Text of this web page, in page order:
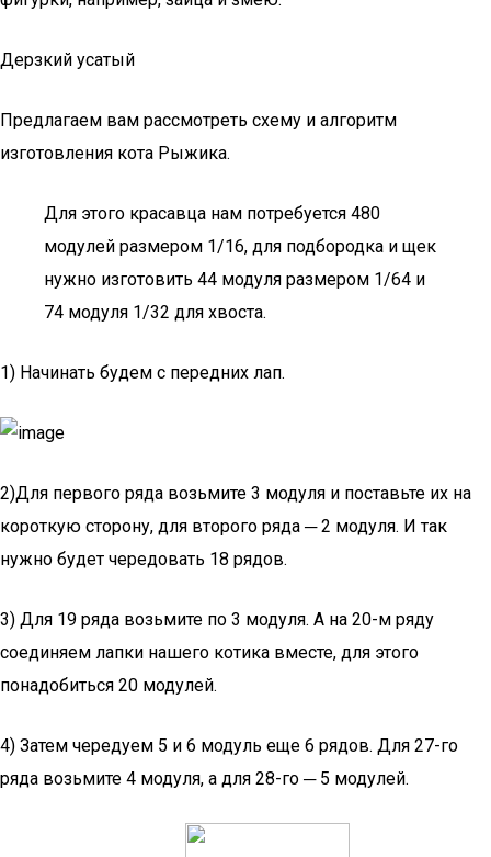
Дерзкий усатый
Предлагаем вам рассмотреть схему и алгоритм
изготовления кота Рыжика.
Для этого красавца нам потребуется 480
модулей размером 1/16, для подбородка и щек
нужно изготовить 44 модуля размером 1/64 и
74 модуля 1/32 для хвоста.
1) Начинать будем с передних лап.
2)Для первого ряда возьмите 3 модуля и поставьте их на
короткую сторону, для второго ряда ─ 2 модуля. И так
нужно будет чередовать 18 рядов.
3) Для 19 ряда возьмите по 3 модуля. А на 20-м ряду
соединяем лапки нашего котика вместе, для этого
понадобиться 20 модулей.
4) Затем чередуем 5 и 6 модуль еще 6 рядов. Для 27-го
ряда возьмите 4 модуля, а для 28-го ─ 5 модулей.